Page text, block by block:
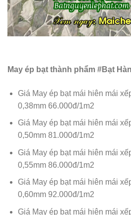
May ép bạt thành phẩm #Bạt
Giá May ép bạt mái hiên mái
0,38mm 66.000đ/1m2
Giá May ép bạt mái hiên mái
0,50mm 81.000đ/1m2
Giá May ép bạt mái hiên mái
0,55mm 86.000đ/1m2
Giá May ép bạt mái hiên mái
0,60mm 92.000đ/1m2
Giá May ép bạt mái hiên mái